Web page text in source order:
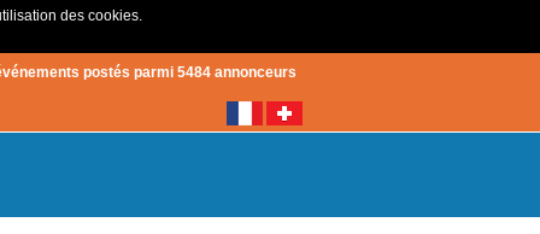
des cookies.Créer un compte
postés parmi 5484 annonceurs